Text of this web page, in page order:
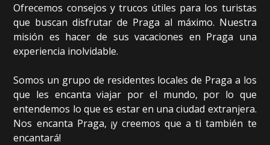
Ofrecemos consejos y trucos útiles para los turistas
que buscan disfrutar de Praga al máximo. Nuestra
misión es hacer de sus vacaciones en Praga una
experiencia inolvidable.
Somos un grupo de residentes locales de Praga a los
que les encanta viajar por el mundo, por lo que
entendemos lo que es estar en una ciudad extranjera.
Nos encanta Praga, ¡y creemos que a ti también te
encantará!